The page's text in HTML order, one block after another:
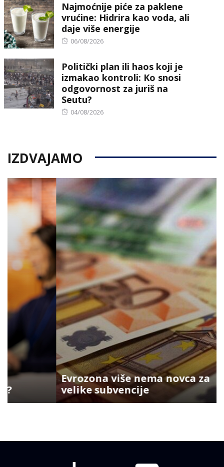
Najmoćnije piće za paklene
vrućine: Hidrira kao voda, ali
daje više energije
Posted
06/08/2026
Politički plan ili haos koji je
izmakao kontroli: Ko snosi
odgovornost za juriš na
Seutu?
Posted
04/08/2026
IZDVAJAMO
Evrozona više nema novca za
velike subvencije